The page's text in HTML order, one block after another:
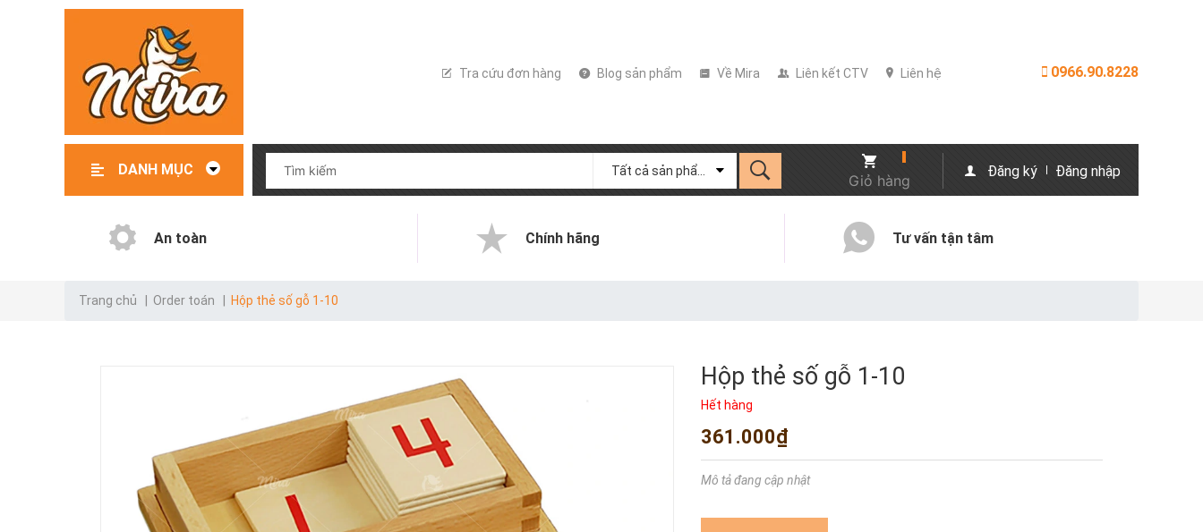
Tra cứu đơn hàng Blog sản phẩm Về Mira Liên kết CTV Liên hệ 0966.90.8228
DANH MỤC
Giỏ hàng
Đăng ký Đăng nhập
An toàn Chính hãng Tư vấn tận tâm
Trang chủ Order toán Hộp thẻ số gỗ 1-10
Hộp thẻ số gỗ 1-10
Hết hàng
361.000₫
Mô tả đang cập nhật